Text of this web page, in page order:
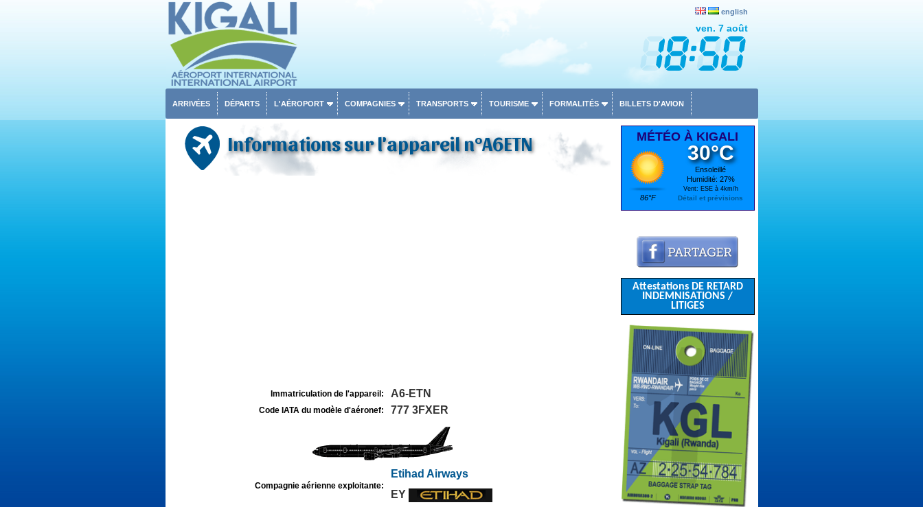
english
ven. 7 août
ARRIVÉES DÉPARTS L'AÉROPORT COMPAGNIES TRANSPORTS TOURISME FORMALITÉS BILLETS D'AVION
Informations sur l'appareil n°A6ETN
Immatriculation de l'appareil: A6-ETN
Code IATA du modèle d'aéronef: 777 3FXER
Compagnie aérienne exploitante:
Etihad Airways
EY
MÉTÉO À KIGALI
86°F
30°C
Ensoleillé
Humidité: 27%
Vent: ESE à 4km/h
Détail et prévisions
Attestations DE RETARD
INDEMNISATIONS /
LITIGES